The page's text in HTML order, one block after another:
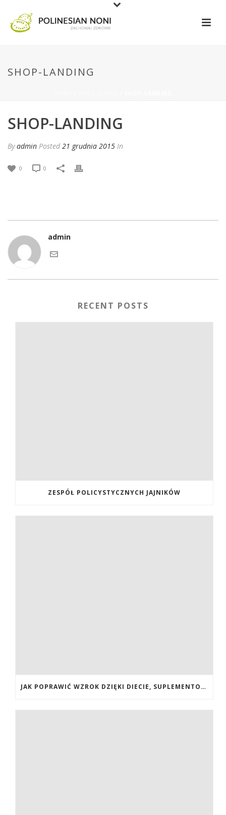
SHOP-LANDING
SHOP-LANDING
Byadmin Posted 21 grudnia 2015 In
0 0
admin
RECENT POSTS
ZESPÓŁ POLICYSTYCZNYCH JAJNIKÓW
JAK POPRAWIĆ WZROK DZIĘKI DIECIE, SUPLEMENTOM BOGATYM W ANTYOKSYDANTY I WITAMINY. JAK POPRAWIĆ WZROK? DIETA NA LEPSZY WZROK. LUTEINA NA WZROK. WITAMINY NA WZROK.